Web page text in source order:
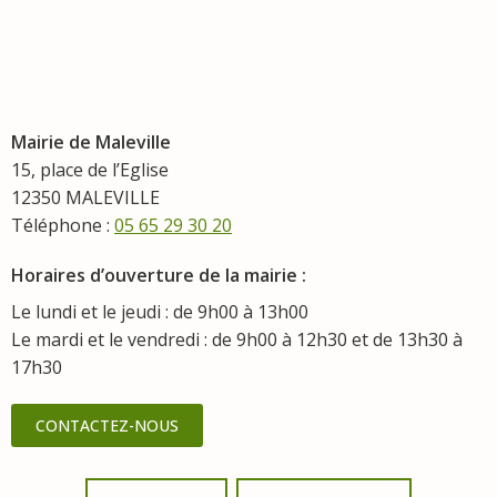
Mairie de Maleville
15, place de l’Eglise
12350 MALEVILLE
Téléphone : 05 65 29 30 20
Horaires d’ouverture de la mairie :
Le lundi et le jeudi : de 9h00 à 13h00
Le mardi et le vendredi : de 9h00 à 12h30 et de 13h30 à
17h30
CONTACTEZ-NOUS